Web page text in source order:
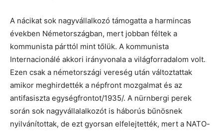
A nácikat sok nagyvállalkozó támogatta a harmincas
években Németországban, mert jobban féltek a
kommunista párttól mint tőlük. A kommunista
Internacionálé akkori irányvonala a világforradalom volt.
Ezen csak a németországi vereség után változtattak
amikor meghirdették a népfront mozgalmat és az
antifasiszta egységfrontot/1935/. A nürnbergi perek
során sok nagyvállalalkozót is háborús bűnösnek
nyilvánítottak, de ezt gyorsan elfelejtették, mert a NATO-